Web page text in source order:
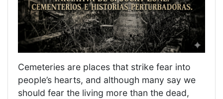
Cemeteries are places that strike fear into
people’s hearts, and although many say we
should fear the living more than the dead,